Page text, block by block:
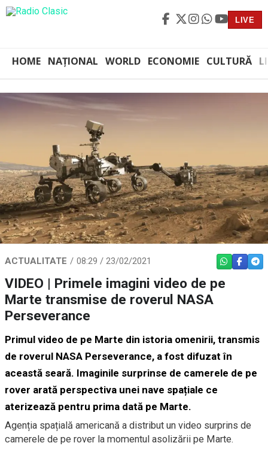
LIVE
HOME NAȚIONAL WORLD ECONOMIE CULTURĂ
ACTUALITATE 08:29 / 23/02/2021 WHATSAPP
VIDEO | Primele imagini video de pe
Marte transmise de roverul NASA
Perseverance
Primul video de pe Marte din istoria omenirii, transmis
de roverul NASA Perseverance, a fost difuzat în
această seară. Imaginile surprinse de camerele de pe
rover arată perspectiva unei nave spațiale ce
aterizează pentru prima dată pe Marte.
Agenția spațială americană a distribut un video surprins de
camerele de pe rover la momentul asolizării pe Marte.